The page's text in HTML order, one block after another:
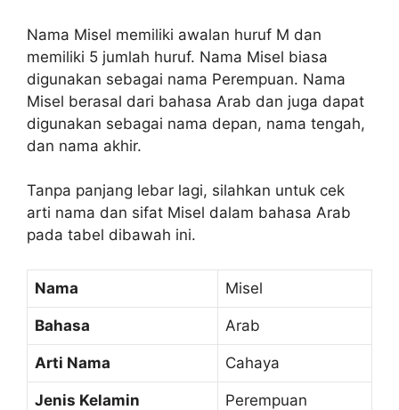
Nama Misel memiliki awalan huruf M dan
memiliki 5 jumlah huruf. Nama Misel biasa
digunakan sebagai nama Perempuan. Nama
Misel berasal dari bahasa Arab dan juga dapat
digunakan sebagai nama depan, nama tengah,
dan nama akhir.
Tanpa panjang lebar lagi, silahkan untuk cek
arti nama dan sifat Misel dalam bahasa Arab
pada tabel dibawah ini.
Nama Misel
Bahasa Arab
Arti Nama Cahaya
Jenis Kelamin Perempuan